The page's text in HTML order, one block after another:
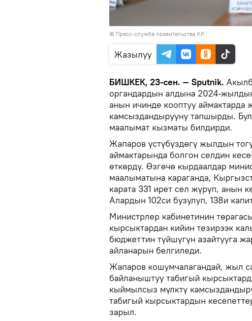
© Пресс-служба правительства КР
Жазылуу
БИШКЕК, 23-сен. — Sputnik.
органдардын алдына 2024-
анын ичинде кооптуу аймактарда
камсыздандырууну тапшырды.
маалымат кызматы билдирди.
Жапаров үстүбүздөгү жылдын
аймактарында болгон селдин
өткөрдү. Өзгөчө кырдаалдар
маалыматына караганда,
карата 331 ирет сел жүрүп, анын
Алардын 102си бузулуп, 138и
Министрлер кабинетинин
кырсыктардан кийин тезирээк
бюджеттин түйшүгүн азайтууга
айланарын белгиледи.
Жапаров кошумчалагандай, жыл
байланыштуу табигый
кыймылсыз мүлктү
табигый кырсыктардын
зарыл.